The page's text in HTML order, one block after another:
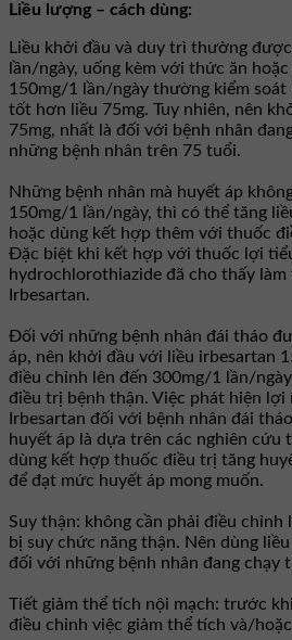
Liều lượng – cách dùng:
Liều khởi đầu và duy trì thường
lần/ngày, uống kèm với thức ăn
150mg/1 lần/ngày thường kiểm
tốt hơn liều 75mg. Tuy nhiên, nên
75mg, nhất là đối với bệnh nhân
những bệnh nhân trên 75 tuổi.
Những bệnh nhân mà huyết áp
150mg/1 lần/ngày, thì có thể tăng
hoặc dùng kết hợp thêm với thuốc
Ðặc biệt khi kết hợp với thuốc lợi
hydrochlorothiazide đã cho thấy làm
Irbesartan.
Ðối với những bệnh nhân đái tháo
áp, nên khởi đầu với liều irbesartan
điều chỉnh lên đến 300mg/1 lần/
điều trị bệnh thận. Việc phát hiện lợi
Irbesartan đối với bệnh nhân đái
huyết áp là dựa trên các nghiên cứu
dùng kết hợp thuốc điều trị tăng
để đạt mức huyết áp mong muốn.
Suy thận: không cần phải điều chỉnh
bị suy chức năng thận. Nên dùng
đối với những bệnh nhân đang chạy
Tiết giảm thể tích nội mạch: trước
điều chỉnh việc giảm thể tích và/